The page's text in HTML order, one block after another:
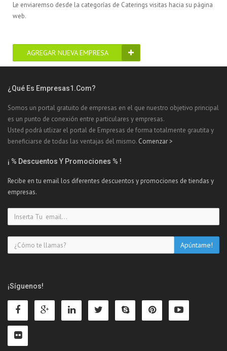
Le enviaremso desde la categorías de Caterings visitas hacia su página
web.
AGREGAR NUEVA EMPRESA
¿Qué Es Empresas1.com?
Somos un portal gratuito de empresas en el que nuestro objetivo principal
es un punto de conexión entre particulares y empresas.
Usted podrá utlizar el portal de Empresas de forma totalmente grautita y
beneficiarse de todas las ventajas del mismo. Comenzar >
¡ % Descuentos Y Promociones % !
Recibe en tu email los diferentes descuentos y promociones de tiendas y
empresas.
¡Síguenos!